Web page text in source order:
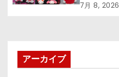
7月 8, 2026
アーカイブ